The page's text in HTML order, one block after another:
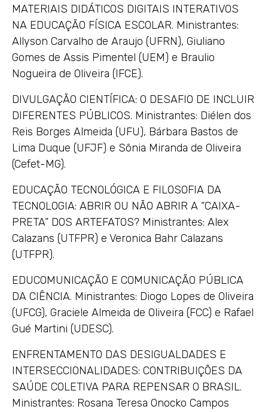
MATERIAIS DIDÁTICOS DIGITAIS INTERATIVOS
NA EDUCAÇÃO FÍSICA ESCOLAR. Ministrantes:
Allyson Carvalho de Araujo (UFRN), Giuliano
Gomes de Assis Pimentel (UEM) e Braulio
Nogueira de Oliveira (IFCE).
DIVULGAÇÃO CIENTÍFICA: O DESAFIO DE INCLUIR
DIFERENTES PÚBLICOS. Ministrantes: Diélen dos
Reis Borges Almeida (UFU), Bárbara Bastos de
Lima Duque (UFJF) e Sônia Miranda de Oliveira
(Cefet-MG).
EDUCAÇÃO TECNOLÓGICA E FILOSOFIA DA
TECNOLOGIA: ABRIR OU NÃO ABRIR A “CAIXA-
PRETA” DOS ARTEFATOS? Ministrantes: Alex
Calazans (UTFPR) e Veronica Bahr Calazans
(UTFPR).
EDUCOMUNICAÇÃO E COMUNICAÇÃO PÚBLICA
DA CIÊNCIA. Ministrantes: Diogo Lopes de Oliveira
(UFCG), Graciele Almeida de Oliveira (FCC) e Rafael
Gué Martini (UDESC).
ENFRENTAMENTO DAS DESIGUALDADES E
INTERSECCIONALIDADES: CONTRIBUIÇÕES DA
SAÚDE COLETIVA PARA REPENSAR O BRASIL.
Ministrantes: Rosana Teresa Onocko Campos